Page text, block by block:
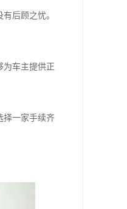
后顾之忧。
为车主提供正
择一家手续齐